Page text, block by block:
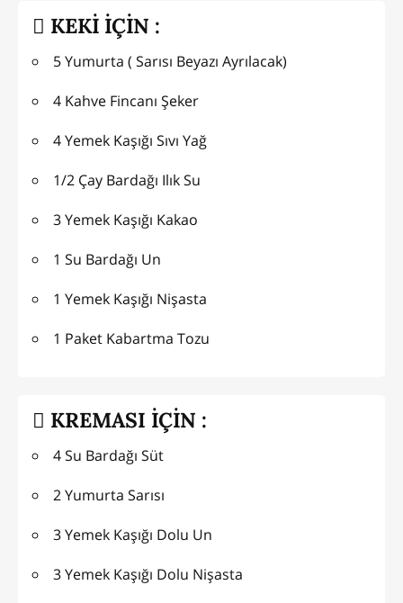
KEKİ İÇİN :
5 Yumurta ( Sarısı Beyazı Ayrılacak)
4 Kahve Fincanı Şeker
4 Yemek Kaşığı Sıvı Yağ
1/2 Çay Bardağı Ilık Su
3 Yemek Kaşığı Kakao
1 Su Bardağı Un
1 Yemek Kaşığı Nişasta
1 Paket Kabartma Tozu
KREMASI İÇİN :
4 Su Bardağı Süt
2 Yumurta Sarısı
3 Yemek Kaşığı Dolu Un
3 Yemek Kaşığı Dolu Nişasta